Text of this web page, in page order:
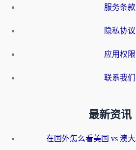
服务条款
隐私协议
应用权限
联系我们
最新资讯